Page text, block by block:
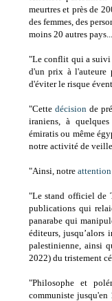
meurtres et près de
des femmes, des
moins 20 autres
"Le conflit qui a suivi
d'un prix à l'auteure
d'éviter le risque
"Cette décision de
iraniens, à
émiratis ou même
notre activité de
"Ainsi, notre attention
"Le stand officiel de
publications qui
panarabe qui
éditeurs, jusqu’alors
palestinienne, ainsi
2022) du tristement
"Philosophe et
communiste